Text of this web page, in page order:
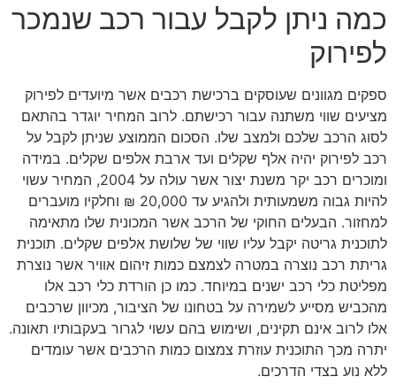
כמה ניתן לקבל עבור רכב שנמכר
לפירוק
ספקים מגוונים שעוסקים ברכישת רכבים אשר מיועדים לפירוק
מציעים שווי משתנה עבור רכישתם. לרוב המחיר יוגדר בהתאם
לסוג הרכב שלכם ולמצב שלו. הסכום הממוצע שניתן לקבל על
רכב לפירוק יהיה אלף שקלים ועד ארבת אלפים שקלים. במידה
ומוכרים רכב יקר משנת יצור אשר עולה על 2004, המחיר עשוי
להיות גבוה משמעותית ולהגיע עד 20,000 ₪ וחלקיו מועברים
למחזור. הבעלים החוקי של הרכב אשר המכונית שלו מתאימה
לתוכנית גריטה יקבל עליו שווי של שלושת אלפים שקלים. תוכנית
גריתת רכב נוצרה במטרה לצמצם כמות זיהום אוויר אשר נוצרת
מפליטת כלי רכב ישנים במיוחד. כמו כן הורדת כלי רכב אלו
מהכביש מסייע לשמירה על בטחונו של הציבור, מכיוון שרכבים
אלו לרוב אינם תקינים, ושימוש בהם עשוי לגרור בעקבותיו תאונה.
יתרה מכך התוכנית עוזרת צמצום כמות הרכבים אשר עומדים
ללא נוע בצדי הדרכים.